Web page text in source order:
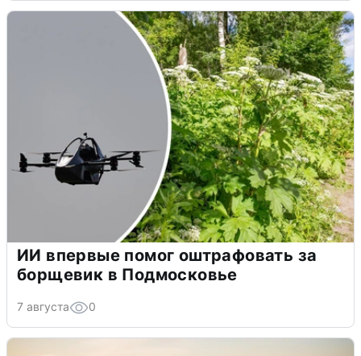
ИИ впервые помог оштрафовать за
борщевик в Подмосковье
7 августа 0